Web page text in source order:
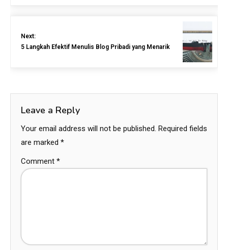
Next:
5 Langkah Efektif Menulis Blog Pribadi yang Menarik
Leave a Reply
Your email address will not be published. Required fields
are marked *
Comment *